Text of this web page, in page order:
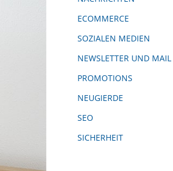
ECOMMERCE
SOZIALEN MEDIEN
NEWSLETTER UND MAIL
PROMOTIONS
NEUGIERDE
SEO
SICHERHEIT